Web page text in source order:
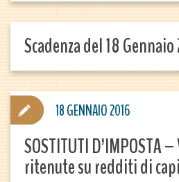
Scadenza del 18
SOSTITUTI D’IMPOSTA
ritenute su redditi di
18 GENNAIO 2016